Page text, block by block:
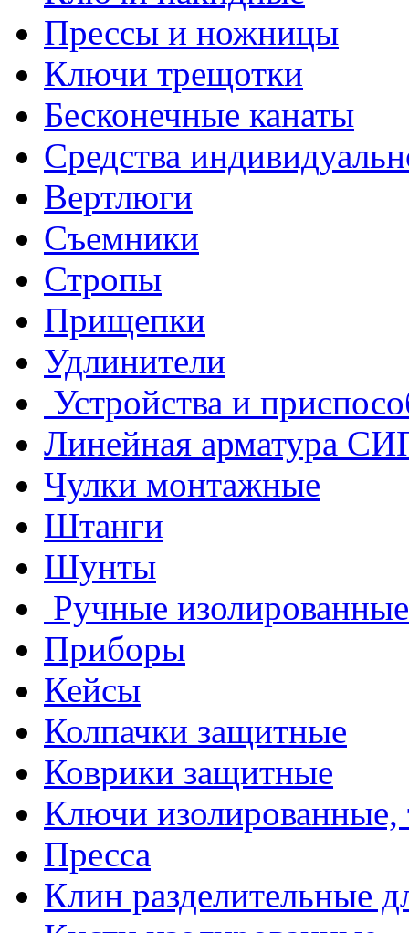
Прессы и ножницы
Ключи трещотки
Бесконечные канаты
Средства
Вертлюги
Съемники
Стропы
Прищепки
Удлинители
Устройства и
Линейная арматура
Чулки монтажные
Штанги
Шунты
Ручные
Приборы
Кейсы
Колпачки защитные
Коврики защитные
Ключи изолированные,
Пресса
Клин разделительные